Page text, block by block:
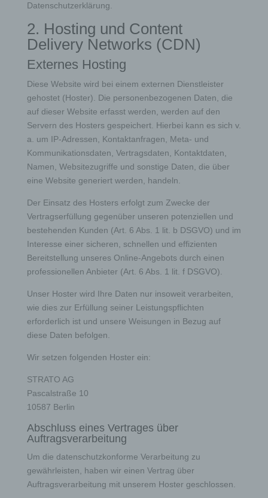
Datenschutzerklärung.
2. Hosting und Content
Delivery Networks (CDN)
Externes Hosting
Diese Website wird bei einem externen Dienstleister
gehostet (Hoster). Die personenbezogenen Daten, die
auf dieser Website erfasst werden, werden auf den
Servern des Hosters gespeichert. Hierbei kann es sich v.
a. um IP-Adressen, Kontaktanfragen, Meta- und
Kommunikationsdaten, Vertragsdaten, Kontaktdaten,
Namen, Websitezugriffe und sonstige Daten, die über
eine Website generiert werden, handeln.
Der Einsatz des Hosters erfolgt zum Zwecke der
Vertragserfüllung gegenüber unseren potenziellen und
bestehenden Kunden (Art. 6 Abs. 1 lit. b DSGVO) und im
Interesse einer sicheren, schnellen und effizienten
Bereitstellung unseres Online-Angebots durch einen
professionellen Anbieter (Art. 6 Abs. 1 lit. f DSGVO).
Unser Hoster wird Ihre Daten nur insoweit verarbeiten,
wie dies zur Erfüllung seiner Leistungspflichten
erforderlich ist und unsere Weisungen in Bezug auf
diese Daten befolgen.
Wir setzen folgenden Hoster ein:
STRATO AG
Pascalstraße 10
10587 Berlin
Abschluss eines Vertrages über
Auftragsverarbeitung
Um die datenschutzkonforme Verarbeitung zu
gewährleisten, haben wir einen Vertrag über
Auftragsverarbeitung mit unserem Hoster geschlossen.